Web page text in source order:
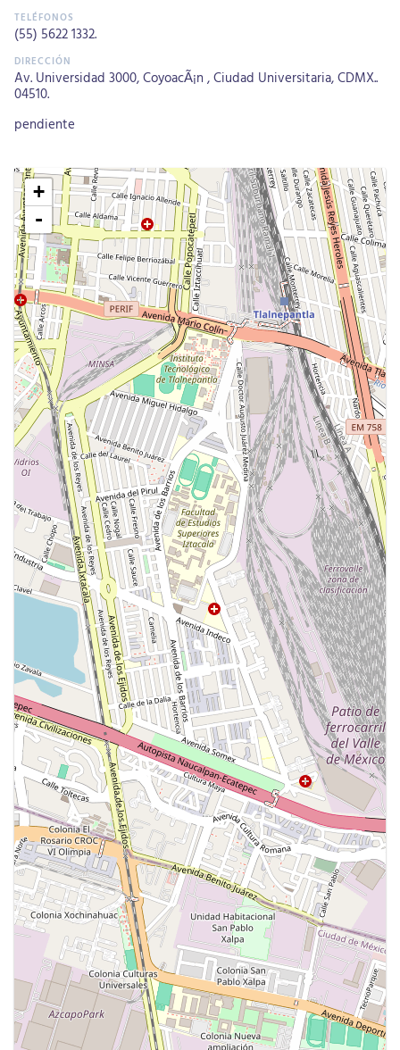
(55) 5622 1332.
Av. Universidad 3000, CoyoacÃ¡n , Ciudad Universitaria, CDMX..
04510.
pendiente
+
-